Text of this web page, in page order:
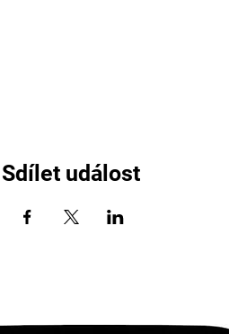
Sdílet událost